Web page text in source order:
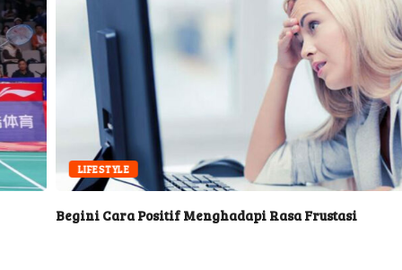
LIFESTYLE
Begini Cara Positif Menghadapi Rasa Frustasi